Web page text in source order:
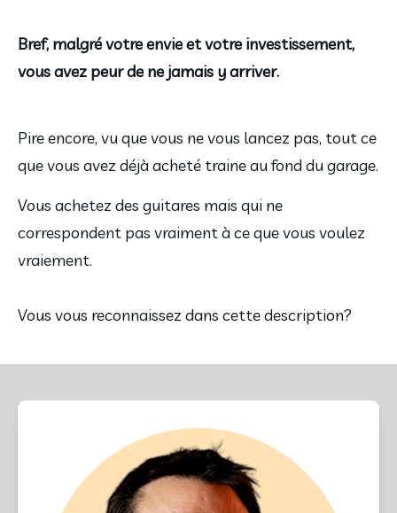
Bref, malgré votre envie et votre investissement,
vous avez peur de ne jamais y arriver.
Pire encore, vu que vous ne vous lancez pas, tout ce
que vous avez déjà acheté traine au fond du garage.
Vous achetez des guitares mais qui ne
correspondent pas vraiment à ce que vous voulez
vraiement.
Vous vous reconnaissez dans cette description?